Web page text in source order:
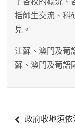
括師生交流、科
見。
江蘇、澳門及葡
蘇、澳門及葡語
章 政府收地須依